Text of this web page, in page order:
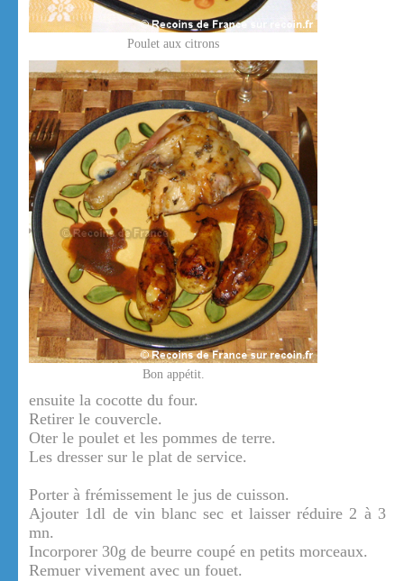
Poulet aux citrons
Bon appétit.
ensuite la cocotte du four.
Retirer le couvercle.
Oter le poulet et les pommes de terre.
Les dresser sur le plat de service.
Porter à frémissement le jus de cuisson.
Ajouter 1dl de vin blanc sec et laisser réduire 2 à 3
mn.
Incorporer 30g de beurre coupé en petits morceaux.
Remuer vivement avec un fouet.